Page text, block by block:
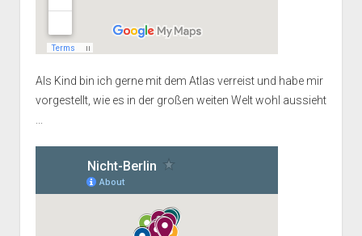
Als Kind bin ich gerne mit dem Atlas verreist und habe mir
vorgestellt, wie es in der großen weiten Welt wohl aussieht